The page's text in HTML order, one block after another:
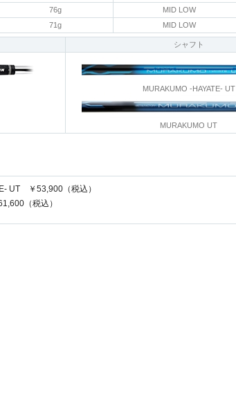
76g MID LOW
71g MID LOW
シャフト
MURAKUMO -HAYATE- UT
MURAKUMO UT
UT ￥53,900（税込）
（税込）